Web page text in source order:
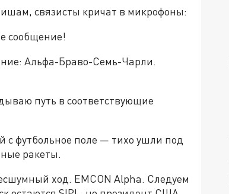
связисты кричат в микрофоны:
сообщение!
Альфа-Браво-Семь-Чарли.
путь в соответствующие
футбольное поле — тихо ушли под
ракеты.
ход. EMCON Alpha. Следуем